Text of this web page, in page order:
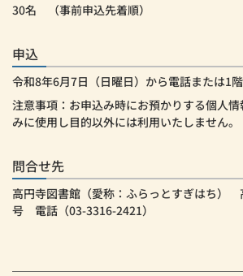
30名 （事前申込先着順）
申込
令和8年6月7日（日曜日）から電話または1
注意事項：お申込み時にお預かりする個人
みに使用し目的以外には利用いたしません。
問合せ先
高円寺図書館（愛称：ふらっとすぎはち）
号 電話（03-3316-2421）